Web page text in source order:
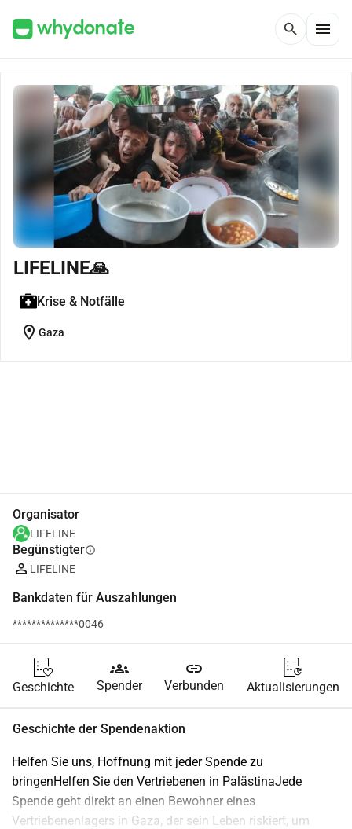
search menu
LIFELINE🙏
Krise & Notfälle
location_on Gaza
Organisator
LIFELINE
Begünstigterinfo
LIFELINE
Bankdaten für Auszahlungen
**************0046
Geschichte
groups
Spender
link
Verbunden Aktualisierungen
Geschichte der Spendenaktion
Helfen Sie uns, Hoffnung mit jeder Spende zu
bringenHelfen Sie den Vertriebenen in PalästinaJede
Spende geht direkt an einen Bewohner eines
Vertriebenenlagers in Gaza, der sein Leben riskiert, um